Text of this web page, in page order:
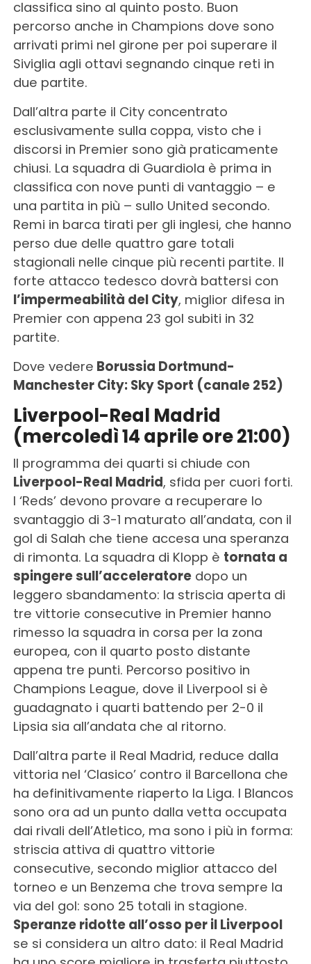
classifica sino al quinto posto. Buon
percorso anche in Champions dove sono
arrivati primi nel girone per poi superare il
Siviglia agli ottavi segnando cinque reti in
due partite.
Dall’altra parte il City concentrato
esclusivamente sulla coppa, visto che i
discorsi in Premier sono già praticamente
chiusi. La squadra di Guardiola è prima in
classifica con nove punti di vantaggio – e
una partita in più – sullo United secondo.
Remi in barca tirati per gli inglesi, che hanno
perso due delle quattro gare totali
stagionali nelle cinque più recenti partite. Il
forte attacco tedesco dovrà battersi con
l’impermeabilità del City, miglior difesa in
Premier con appena 23 gol subiti in 32
partite.
Dove vedere Borussia Dortmund-
Manchester City: Sky Sport (canale 252)
Liverpool-Real Madrid
(mercoledì 14 aprile ore 21:00)
Il programma dei quarti si chiude con
Liverpool-Real Madrid, sfida per cuori forti.
I ‘Reds’ devono provare a recuperare lo
svantaggio di 3-1 maturato all’andata, con il
gol di Salah che tiene accesa una speranza
di rimonta. La squadra di Klopp è tornata a
spingere sull’acceleratoredopo un
leggero sbandamento: la striscia aperta di
tre vittorie consecutive in Premier hanno
rimesso la squadra in corsa per la zona
europea, con il quarto posto distante
appena tre punti. Percorso positivo in
Champions League, dove il Liverpool si è
guadagnato i quarti battendo per 2-0 il
Lipsia sia all’andata che al ritorno.
Dall’altra parte il Real Madrid, reduce dalla
vittoria nel ‘Clasico’ contro il Barcellona che
ha definitivamente riaperto la Liga. I Blancos
sono ora ad un punto dalla vetta occupata
dai rivali dell’Atletico, ma sono i più in forma:
striscia attiva di quattro vittorie
consecutive, secondo miglior attacco del
torneo e un Benzema che trova sempre la
via del gol: sono 25 totali in stagione.
Speranze ridotte all’osso per il Liverpool
se si considera un altro dato: il Real Madrid